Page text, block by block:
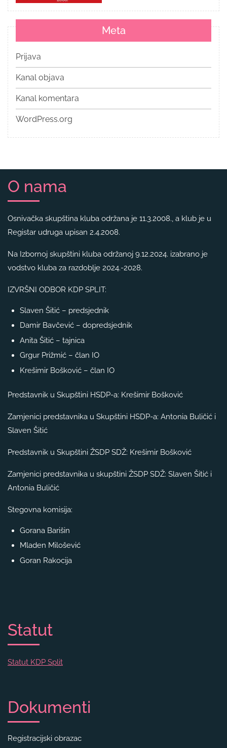
Meta
Prijava
Kanal objava
Kanal komentara
WordPress.org
O nama
Osnivačka skupština kluba održana je 11.3.2008., a klub je u
Registar udruga upisan 2.4.2008.
Na Izbornoj skupštini kluba održanoj 9.12.2024. izabrano je
vodstvo kluba za razdoblje 2024.-2028.
IZVRŠNI ODBOR KDP SPLIT:
Slaven Šitić – predsjednik
Damir Bavčević – dopredsjednik
Anita Šitić – tajnica
Grgur Prižmić – član IO
Krešimir Bošković – član IO
Predstavnik u Skupštini HSDP-a: Krešimir Bošković
Zamjenici predstavnika u Skupštini HSDP-a: Antonia Buličić i
Slaven Šitić
Predstavnik u Skupštini ŽSDP SDŽ: Krešimir Bošković
Zamjenici predstavnika u skupštini ŽSDP SDŽ: Slaven Šitić i
Antonia Buličić
Stegovna komisija:
Gorana Barišin
Mladen Milošević
Goran Rakocija
Statut
Statut KDP Split
Dokumenti
Registracijski obrazac